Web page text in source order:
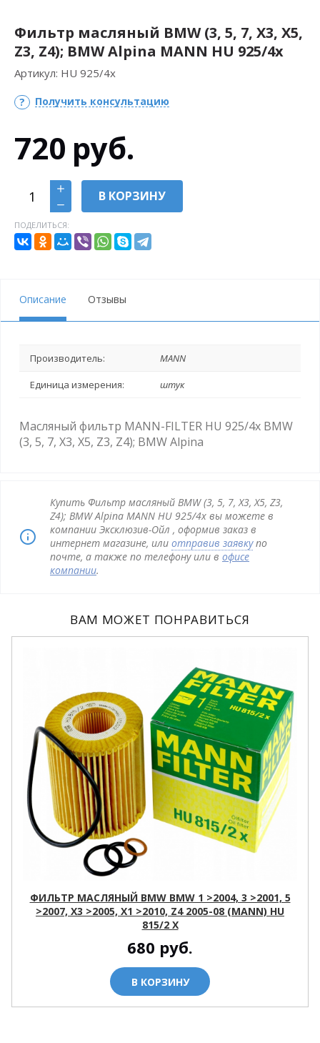
Фильтр масляный BMW (3, 5, 7, X3, X5,
Z3, Z4); BMW Alpina MANN HU 925/4x
Артикул: HU 925/4x
Получить консультацию
720 руб.
В КОРЗИНУ
ПОДЕЛИТЬСЯ:
Описание Отзывы
Производитель: MANN
Единица измерения: штук
Масляный фильтр MANN-FILTER HU 925/4x BMW
(3, 5, 7, X3, X5, Z3, Z4); BMW Alpina
Купить Фильтр масляный BMW (3, 5, 7, X3, X5, Z3,
Z4); BMW Alpina MANN HU 925/4x вы можете в
компании Эксклюзив-Ойл , оформив заказ в
интернет магазине, или отправив заявкупо
почте, а также по телефону или в офисе
компании.
ВАМ МОЖЕТ ПОНРАВИТЬСЯ
ФИЛЬТР МАСЛЯНЫЙ BMW BMW 1 >2004, 3 >2001, 5
>2007, X3 >2005, X1 >2010, Z4 2005-08 (MANN) HU
815/2 X
680 руб.
В КОРЗИНУ